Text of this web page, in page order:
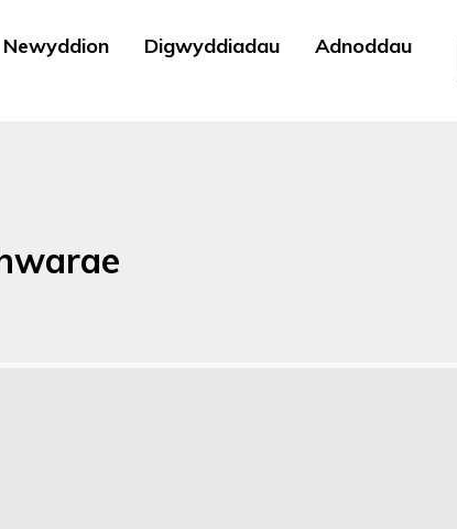
Newyddion Digwyddiadau Adnoddau